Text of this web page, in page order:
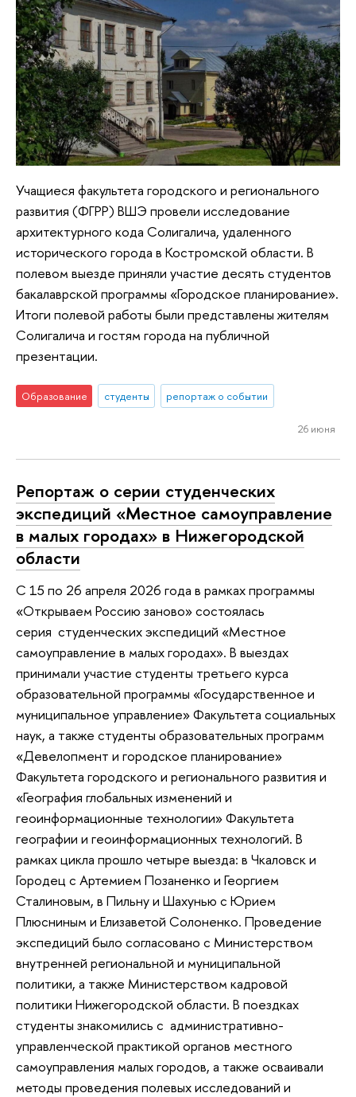
Учащиеся факультета городского и регионального
развития (ФГРР) ВШЭ провели исследование
архитектурного кода Солигалича, удаленного
исторического города в Костромской области. В
полевом выезде приняли участие десять студентов
бакалаврской программы «Городское планирование».
Итоги полевой работы были представлены жителям
Солигалича и гостям города на публичной
презентации.
Образование студенты репортаж о событии
26 июня
Репортаж о серии студенческих
экспедиций «Местное самоуправление
в малых городах» в Нижегородской
области
С 15 по 26 апреля 2026 года в рамках программы
«Открываем Россию заново» состоялась
серия студенческих экспедиций «Местное
самоуправление в малых городах». В выездах
принимали участие студенты третьего курса
образовательной программы «Государственное и
муниципальное управление» Факультета социальных
наук, а также студенты образовательных программ
«Девелопмент и городское планирование»
Факультета городского и регионального развития и
«География глобальных изменений и
геоинформационные технологии» Факультета
географии и геоинформационных технологий. В
рамках цикла прошло четыре выезда: в Чкаловск и
Городец с Артемием Позаненко и Георгием
Сталиновым, в Пильну и Шахунью с Юрием
Плюсниным и Елизаветой Солоненко. Проведение
экспедиций было согласовано с Министерством
внутренней региональной и муниципальной
политики, а также Министерством кадровой
политики Нижегородской области. В поездках
студенты знакомились с административно-
управленческой практикой органов местного
самоуправления малых городов, а также осваивали
методы проведения полевых исследований и